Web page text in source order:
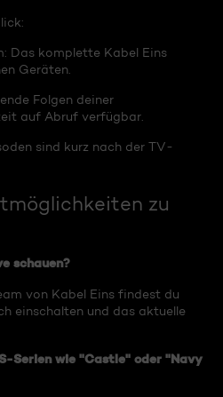
Das komplette Kabel Eins
Geräten.
Folgen deiner
auf Abruf verfügbar.
sind kurz nach der TV-
zu
schauen?
von Kabel Eins findest du
einschalten und das aktuelle
Serien wie "Castle" oder "Navy